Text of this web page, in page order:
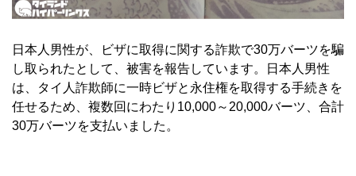
日本人男性が、ビザに取得に関する詐欺で30万バーツを騙
し取られたとして、被害を報告しています。日本人男性
は、タイ人詐欺師に一時ビザと永住権を取得する手続きを
任せるため、複数回にわたり10,000～20,000バーツ、合計
30万バーツを支払いました。